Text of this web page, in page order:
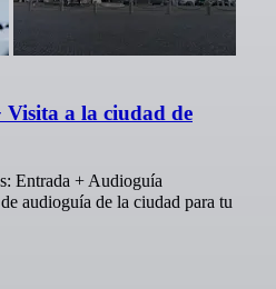
Visita a la ciudad de
Entrada + Audioguía
audioguía de la ciudad para tu